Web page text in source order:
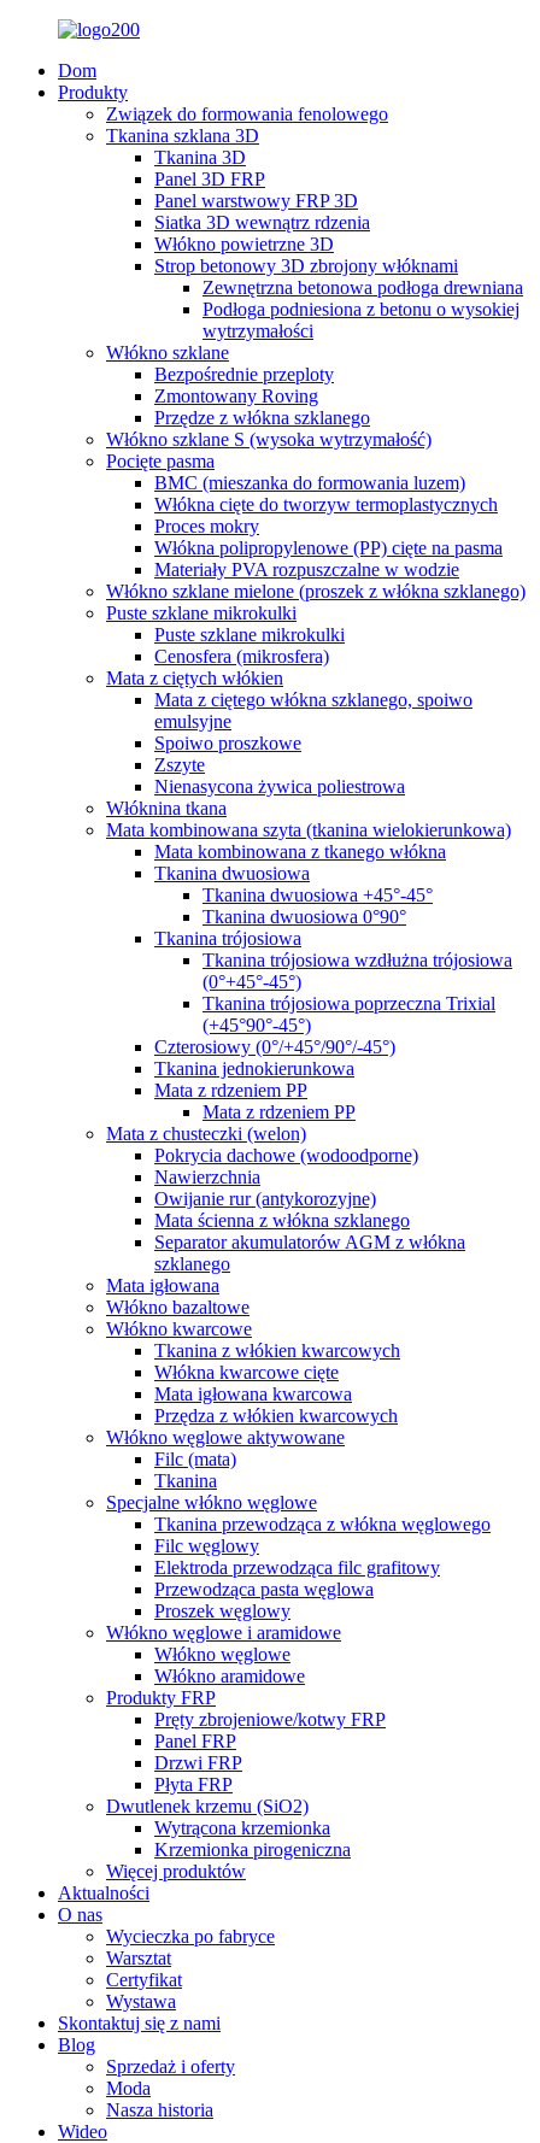
Dom
Produkty
Związek do formowania fenolowego
Tkanina szklana 3D
Tkanina 3D
Panel 3D FRP
Panel warstwowy FRP 3D
Siatka 3D wewnątrz rdzenia
Włókno powietrzne 3D
Strop betonowy 3D zbrojony włóknami
Zewnętrzna betonowa podłoga drewniana
Podłoga podniesiona z betonu o wysokiej
wytrzymałości
Włókno szklane
Bezpośrednie przeploty
Zmontowany Roving
Przędze z włókna szklanego
Włókno szklane S (wysoka wytrzymałość)
Pocięte pasma
BMC (mieszanka do formowania luzem)
Włókna cięte do tworzyw termoplastycznych
Proces mokry
Włókna polipropylenowe (PP) cięte na pasma
Materiały PVA rozpuszczalne w wodzie
Włókno szklane mielone (proszek z włókna szklanego)
Puste szklane mikrokulki
Puste szklane mikrokulki
Cenosfera (mikrosfera)
Mata z ciętych włókien
Mata z ciętego włókna szklanego, spoiwo
emulsyjne
Spoiwo proszkowe
Zszyte
Nienasycona żywica poliestrowa
Włóknina tkana
Mata kombinowana szyta (tkanina wielokierunkowa)
Mata kombinowana z tkanego włókna
Tkanina dwuosiowa
Tkanina dwuosiowa +45°-45°
Tkanina dwuosiowa 0°90°
Tkanina trójosiowa
Tkanina trójosiowa wzdłużna trójosiowa
(0°+45°-45°)
Tkanina trójosiowa poprzeczna Trixial
(+45°90°-45°)
Czterosiowy (0°/+45°/90°/-45°)
Tkanina jednokierunkowa
Mata z rdzeniem PP
Mata z rdzeniem PP
Mata z chusteczki (welon)
Pokrycia dachowe (wodoodporne)
Nawierzchnia
Owijanie rur (antykorozyjne)
Mata ścienna z włókna szklanego
Separator akumulatorów AGM z włókna
szklanego
Mata igłowana
Włókno bazaltowe
Włókno kwarcowe
Tkanina z włókien kwarcowych
Włókna kwarcowe cięte
Mata igłowana kwarcowa
Przędza z włókien kwarcowych
Włókno węglowe aktywowane
Filc (mata)
Tkanina
Specjalne włókno węglowe
Tkanina przewodząca z włókna węglowego
Filc węglowy
Elektroda przewodząca filc grafitowy
Przewodząca pasta węglowa
Proszek węglowy
Włókno węglowe i aramidowe
Włókno węglowe
Włókno aramidowe
Produkty FRP
Pręty zbrojeniowe/kotwy FRP
Panel FRP
Drzwi FRP
Płyta FRP
Dwutlenek krzemu (SiO2)
Wytrącona krzemionka
Krzemionka pirogeniczna
Więcej produktów
Aktualności
O nas
Wycieczka po fabryce
Warsztat
Certyfikat
Wystawa
Skontaktuj się z nami
Blog
Sprzedaż i oferty
Moda
Nasza historia
Wideo